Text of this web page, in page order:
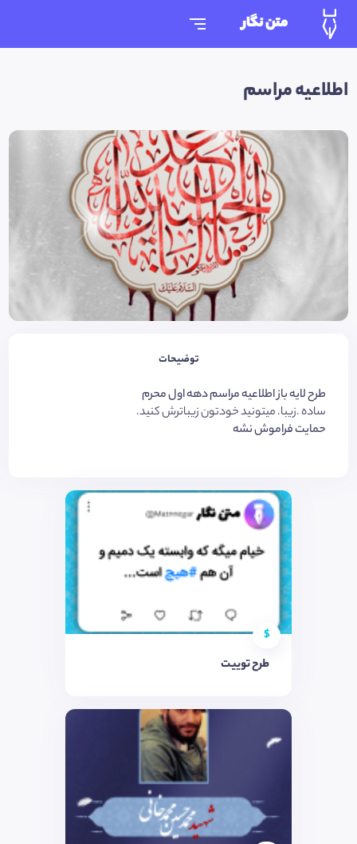
متن نگار
اطلاعیه مراسم
توضیحات
طرح لایه باز اطلاعیه مراسم دهه اول محرم
ساده .زیبا. میتونید خودتون زیباترش کنید.
حمایت فراموش نشه
$
طرح توییت